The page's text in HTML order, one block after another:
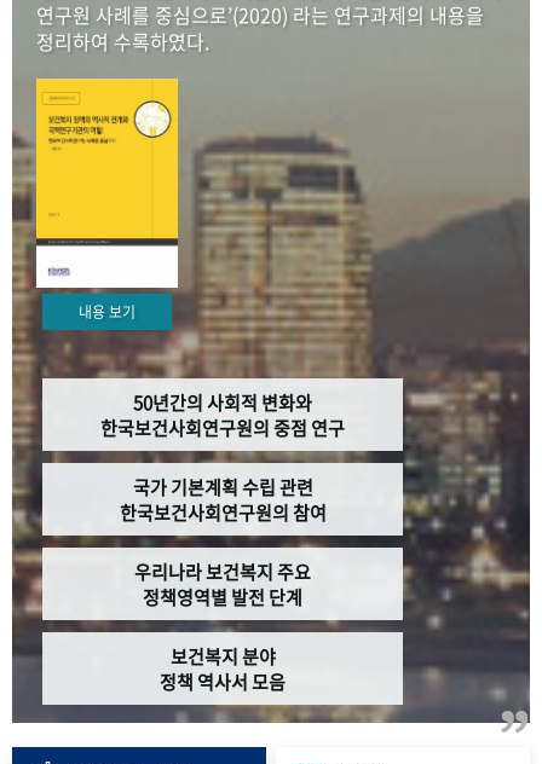
50+1주년 기념
성과 50선 숫자로 보는 50년
세계와 함께 한 KIHASA
VR 역사관
연구원 사례를 중심으로’(2020) 라는 연구과제의 내용을
정리하여 수록하였다.
내용 보기
50년간의 사회적 변화와
한국보건사회연구원의 중점 연구
국가 기본계획 수립 관련
한국보건사회연구원의 참여
우리나라 보건복지 주요
정책영역별 발전 단계
보건복지 분야
정책 역사서 모음